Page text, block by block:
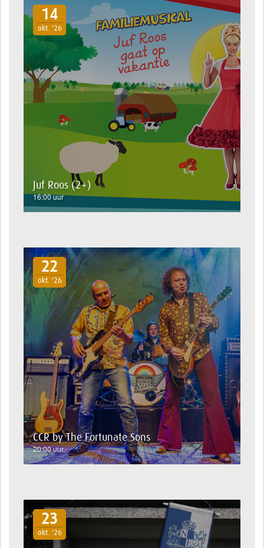
14
okt. '26
Juf Roos (2+)
16:00 uur
22
okt. '26
CCR by The Fortunate Sons
20:00 uur
23
okt. '26